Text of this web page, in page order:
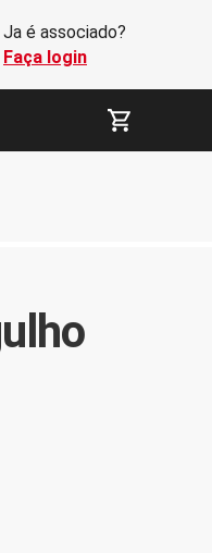
Ja é associado?
Faça login